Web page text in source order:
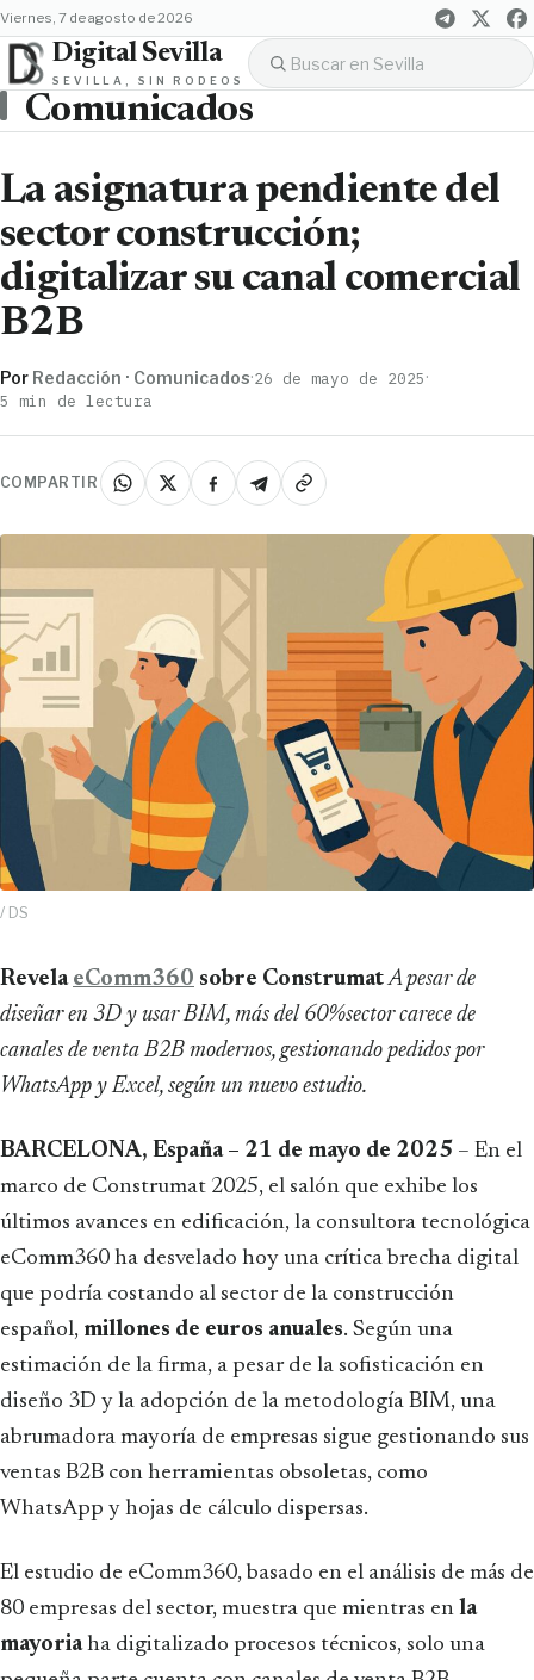
viernes, 7 de agosto de 2026
Digital Sevilla
SEVILLA, SIN RODEOS
Comunicados
La asignatura pendiente del
sector construcción;
digitalizar su canal comercial
B2B
Por Redacción · Comunicados·26 de mayo de 2025·
5 min de lectura
COMPARTIR
/ DS
Revela eComm360 sobre Construmat A pesar de
diseñar en 3D y usar BIM, más del 60%sector carece de
canales de venta B2B modernos, gestionando pedidos por
WhatsApp y Excel, según un nuevo estudio.
BARCELONA, España – 21 de mayo de 2025 – En el
marco de Construmat 2025, el salón que exhibe los
últimos avances en edificación, la consultora tecnológica
eComm360 ha desvelado hoy una crítica brecha digital
que podría costando al sector de la construcción
español, millones de euros anuales. Según una
estimación de la firma, a pesar de la sofisticación en
diseño 3D y la adopción de la metodología BIM, una
abrumadora mayoría de empresas sigue gestionando sus
ventas B2B con herramientas obsoletas, como
WhatsApp y hojas de cálculo dispersas.
El estudio de eComm360, basado en el análisis de más de
80 empresas del sector, muestra que mientras en la
mayoriaha digitalizado procesos técnicos, solo una